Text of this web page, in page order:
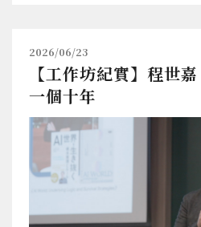
2026/06/23
【工作坊紀實】程世
一個十年